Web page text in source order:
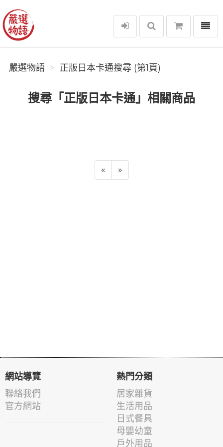
嚴選物語
選單
嚴選物語 正版日本卡通搜尋 (第1頁)
搜尋「正版日本卡通」相關商品
« »
網站導覽
聯絡我們
官方網站
熱門分類
居家雜貨
生活用品
日式餐具
母嬰幼童
戶外用品